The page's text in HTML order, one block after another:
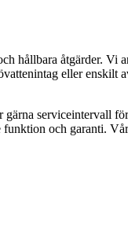
hållbara åtgärder. Vi
eller enskilt
serviceintervall
och garanti.